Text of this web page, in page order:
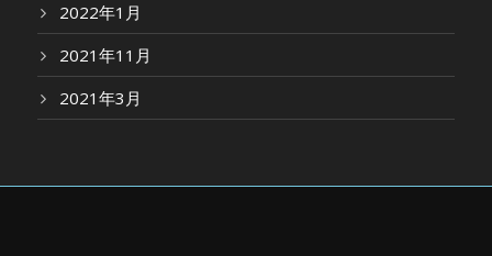
2022年1月
2021年11月
2021年3月